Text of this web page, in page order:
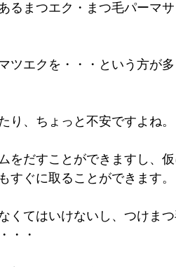
るまつエク・まつ毛パーマ
ツエクを・・・という方が
り、ちょっと不安ですよね。
をだすことができますし、
すぐに取ることができます。
くてはいけないし、つけま
・・